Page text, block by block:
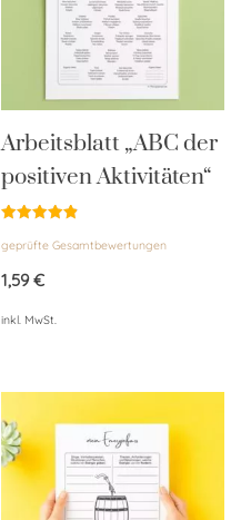
Arbeitsblatt „ABC der
positiven Aktivitäten“
mit
von 5
geprüfte Gesamtbewertungen
1,59€
inkl. MwSt.